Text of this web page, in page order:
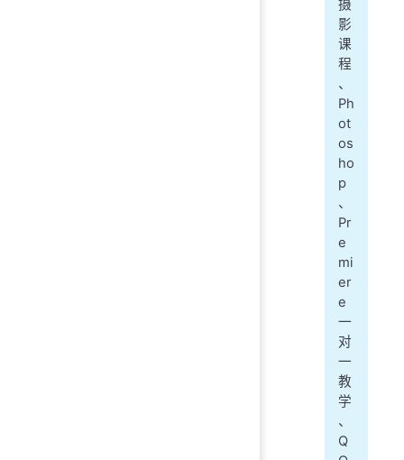
摄
影
课
程
、
Ph
ot
os
ho
p
、
Pr
e
mi
er
e
一
对
一
教
学
、
Q